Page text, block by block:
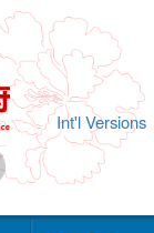
Int'l Versions